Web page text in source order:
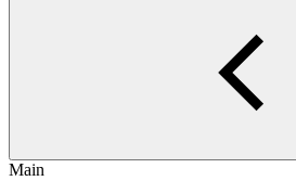
Main